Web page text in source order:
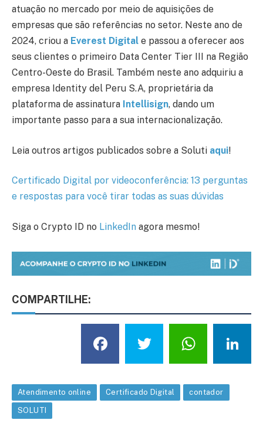
atuação no mercado por meio de aquisições de
empresas que são referências no setor. Neste ano de
2024, criou a Everest Digital e passou a oferecer aos
seus clientes o primeiro Data Center Tier III na Região
Centro-Oeste do Brasil. Também neste ano adquiriu a
empresa Identity del Peru S.A, proprietária da
plataforma de assinatura Intellisign, dando um
importante passo para a sua internacionalização.
Leia outros artigos publicados sobre a Soluti aqui!
Certificado Digital por videoconferência: 13 perguntas
e respostas para você tirar todas as suas dúvidas
Siga o Crypto ID no LinkedIn agora mesmo!
COMPARTILHE:
Facebook
Twitter
Atendimento online Certificado Digital contador
SOLUTI